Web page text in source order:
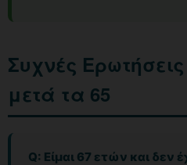
Συχνές
μετά τα 65
Q: Είμαι 67 ετών και δεν